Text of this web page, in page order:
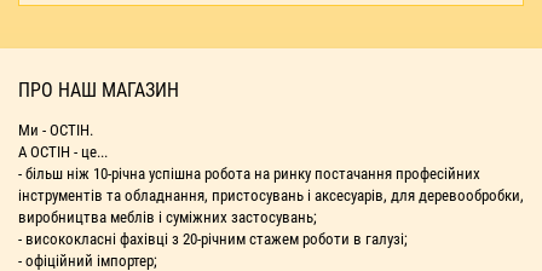
ПРО НАШ МАГАЗИН
Ми - ОСТІН.
А ОСТІН - це...
- більш ніж 10-річна успішна робота на ринку постачання професійних
інструментів та обладнання, пристосувань і аксесуарів, для деревообробки,
виробництва меблів і суміжних застосувань;
- висококласні фахівці з 20-річним стажем роботи в галузі;
- офіційний імпортер;